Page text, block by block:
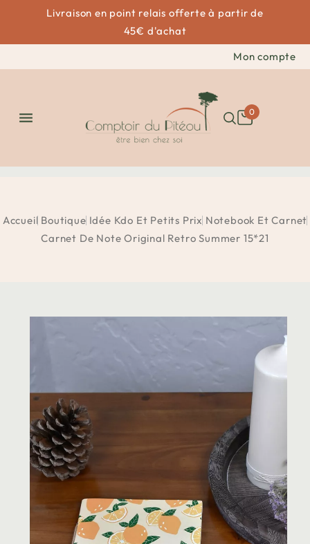
Livraison en point relais offerte à partir de
45€ d'achat
Mon compte
 0
Accueil Boutique Idée Kdo Et Petits Prix Notebook Et Carnet
Carnet De Note Original Retro Summer 15*21